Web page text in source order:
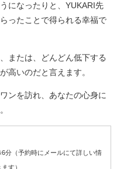
になったりと、YUKARI先
ったことで得られる幸福で
または、どんどん低下する
高いのだと言えます。
ンを訪れ、あなたの心身に
分（予約時にメールにて詳しい情
す）